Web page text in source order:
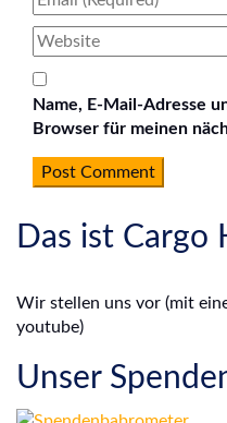
Name, E-Mail-Adresse
Browser für meinen
Das ist Cargo
Wir stellen uns vor (mit
youtube)
Unser